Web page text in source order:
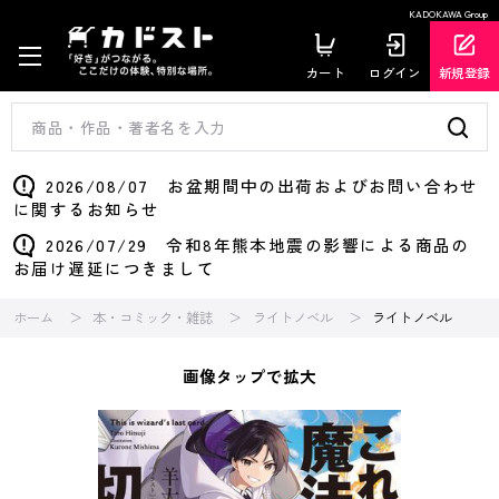
KADOKAWA Group
カート ログイン 新規登録
2026/08/07 お盆期間中の出荷およびお問い合わせ
に関するお知らせ
2026/07/29 令和8年熊本地震の影響による商品の
お届け遅延につきまして
ホーム 本・コミック・雑誌 ライトノベル ライトノベル
画像タップで拡大